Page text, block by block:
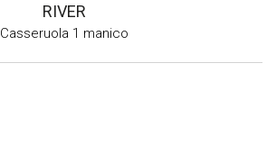
RIVER
Casseruola 1 manico